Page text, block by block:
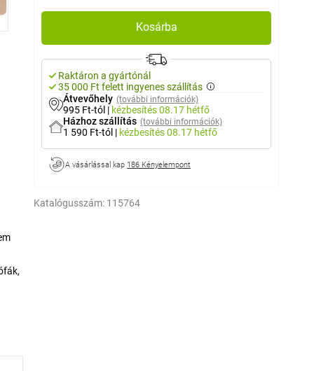
Kosárba
Raktáron a gyártónál
35 000 Ft felett ingyenes szállítás
Átvevőhely (további információk)
995 Ft-tól | kézbesítés08.17 hétfő
Házhoz szállítás (további információk)
1 590 Ft-tól | kézbesítés08.17 hétfő
A vásárlással kap 186 Kényelempont
Katalógusszám: 115764